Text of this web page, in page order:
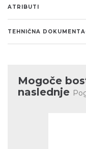
ATRIBUTI
TEHNIČNA
Mogoče
naslednje